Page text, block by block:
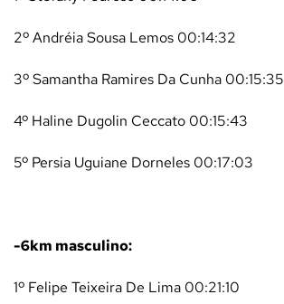
2º Andréia Sousa Lemos 00:14:32
3º Samantha Ramires Da Cunha 00:15:35
4º Haline Dugolin Ceccato 00:15:43
5º Persia Uguiane Dorneles 00:17:03
-6km masculino:
1º Felipe Teixeira De Lima 00:21:10